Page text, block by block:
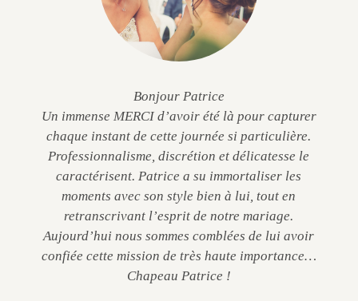
Bonjour Patrice
Un immense MERCI d’avoir été là pour capturer
chaque instant de cette journée si particulière.
Professionnalisme, discrétion et délicatesse le
caractérisent. Patrice a su immortaliser les
moments avec son style bien à lui, tout en
retranscrivant l’esprit de notre mariage.
Aujourd’hui nous sommes comblées de lui avoir
confiée cette mission de très haute importance…
Chapeau Patrice !